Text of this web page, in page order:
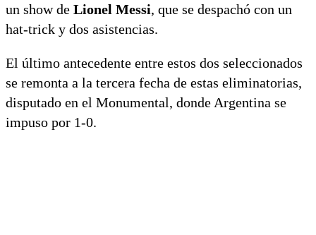
un show de Lionel Messi, que se despachó con un
hat-trick y dos asistencias.
El último antecedente entre estos dos seleccionados
se remonta a la tercera fecha de estas eliminatorias,
disputado en el Monumental, donde Argentina se
impuso por 1-0.